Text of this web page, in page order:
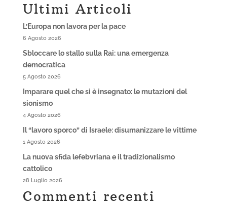
Ultimi Articoli
L’Europa non lavora per la pace
6 Agosto 2026
Sbloccare lo stallo sulla Rai: una emergenza
democratica
5 Agosto 2026
Imparare quel che si è insegnato: le mutazioni del
sionismo
4 Agosto 2026
Il “lavoro sporco” di Israele: disumanizzare le vittime
1 Agosto 2026
La nuova sfida lefebvriana e il tradizionalismo
cattolico
28 Luglio 2026
Commenti recenti